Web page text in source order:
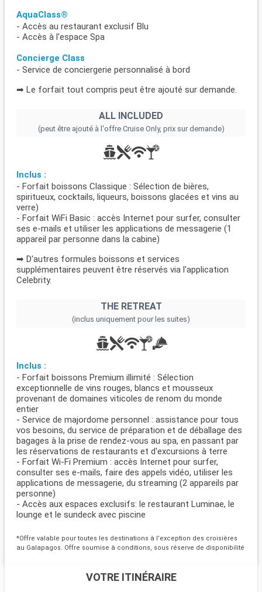
AquaClass®
- Accès au restaurant exclusif Blu
- Accès à l'espace Spa
Concierge Class
- Service de conciergerie personnalisé à bord
➡ Le forfait tout compris peut être ajouté sur demande.
ALL INCLUDED
(peut être ajouté à l'offre Cruise Only, prix sur demande)
Inclus :
- Forfait boissons Classique : Sélection de bières,
spiritueux, cocktails, liqueurs, boissons glacées et vins au
verre)
- Forfait WiFi Basic : accès Internet pour surfer, consulter
ses e-mails et utiliser les applications de messagerie (1
appareil par personne dans la cabine)
➡ D'autres formules boissons et services
supplémentaires peuvent être réservés via l'application
Celebrity.
THE RETREAT
(inclus uniquement pour les suites)
Inclus :
- Forfait boissons Premium illimité : Sélection
exceptionnelle de vins rouges, blancs et mousseux
provenant de domaines viticoles de renom du monde
entier
- Service de majordome personnel : assistance pour tous
vos besoins, du service de préparation et de déballage des
bagages à la prise de rendez-vous au spa, en passant par
les réservations de restaurants et d'excursions à terre
- Forfait Wi-Fi Premium : accès Internet pour surfer,
consulter ses e-mails, faire des appels vidéo, utiliser les
applications de messagerie, du streaming (2 appareils par
personne)
- Accès aux espaces exclusifs: le restaurant Luminae, le
lounge et le sundeck avec piscine
*Offre valable pour toutes les destinations à l’exception des croisières
au Galapagos. Offre soumise à conditions, sous réserve de disponibilité
VOTRE ITINÉRAIRE